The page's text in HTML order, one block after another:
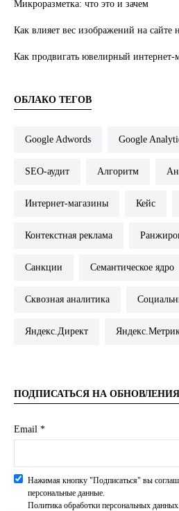
Микроразметка: что это и зачем
Как влияет вес изображений на сайте
Как продвигать ювелирный интернет-
ОБЛАКО ТЕГОВ
Google Adwords Google
SEO-аудит Алгоритм
Интернет-магазины Кейс
Контекстная реклама
Санкции Семантическое ядро
Сквозная аналитика
Яндекс.Директ
ПОДПИСАТЬСЯ НА ОБНОВЛЕНИЯ
Email *
Нажимая кнопку "Подписаться" вы
персональные данные.
Политика обработки персональных данных.